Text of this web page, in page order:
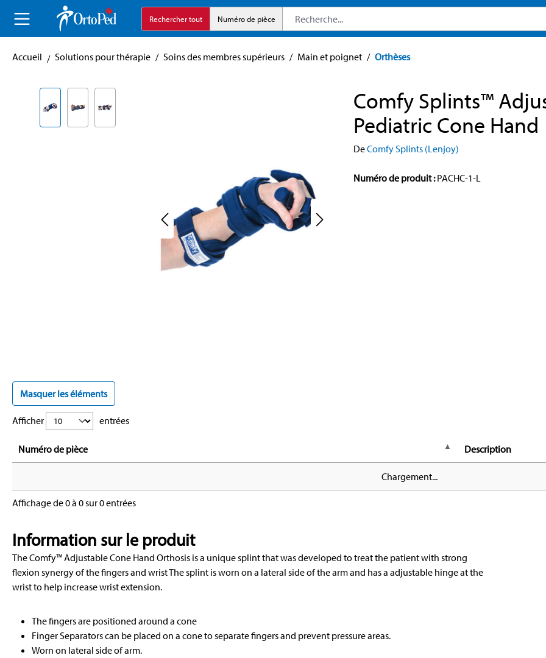
Aller à la navigation principaleRechercher tout Numéro de pièce
Accueil Solutions pour thérapie / Soins des membres supérieurs / Main et poignet / Orthèses
Comfy Splints™
Pediatric Cone Hand
DeComfy Splints (Lenjoy)
Numéro de produit :PACHC-1-L
Masquer les éléments
Afficher entrées
Numéro de pièce Description
Chargement...
Affichage de 0 à 0 sur 0 entrées
Information sur le produit
The Comfy™ Adjustable Cone Hand Orthosis is a unique splint that was developed to treat the patient with strong
flexion synergy of the fingers and wrist The splint is worn on a lateral side of the arm and has a adjustable hinge at the
wrist to help increase wrist extension.
The fingers are positioned around a cone
Finger Separators can be placed on a cone to separate fingers and prevent pressure areas.
Worn on lateral side of arm.